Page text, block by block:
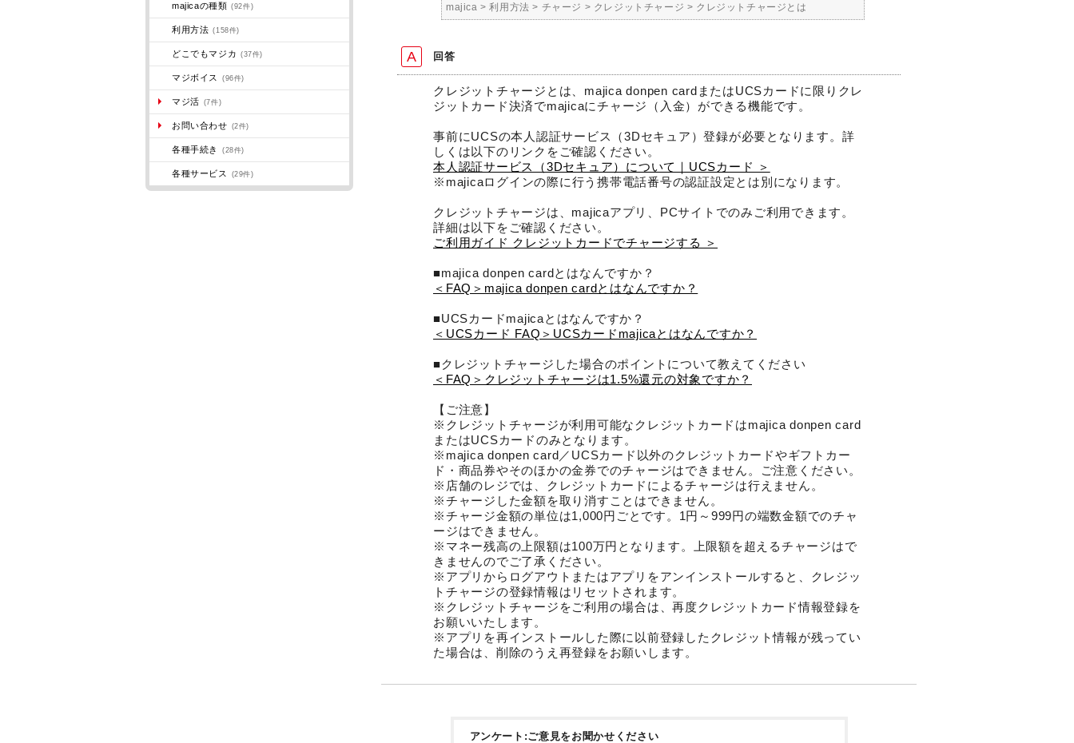
majicaの種類 (92件)
利用方法 (158件)
どこでもマジカ (37件)
マジボイス (96件)
マジ活 (7件)
お問い合わせ (2件)
各種手続き (28件)
各種サービス (29件)
majica >利用方法 > チャージ > クレジットチャージ > クレジットチャージとは
回答
クレジットチャージとは、majica donpen cardまたはUCSカードに限りクレ
ジットカード決済でmajicaにチャージ（入金）ができる機能です。
事前にUCSの本人認証サービス（3Dセキュア）登録が必要となります。詳
しくは以下のリンクをご確認ください。
本人認証サービス（3Dセキュア）について｜UCSカード ＞
※majicaログインの際に行う携帯電話番号の認証設定とは別になります。
クレジットチャージは、majicaアプリ、PCサイトでのみご利用できます。
詳細は以下をご確認ください。
ご利用ガイド クレジットカードでチャージする ＞
■majica donpen cardとはなんですか？
＜FAQ＞majica donpen cardとはなんですか？
■UCSカードmajicaとはなんですか？
＜UCSカード FAQ＞UCSカードmajicaとはなんですか？
■クレジットチャージした場合のポイントについて教えてください
＜FAQ＞クレジットチャージは1.5%還元の対象ですか？
【ご注意】
※クレジットチャージが利用可能なクレジットカードはmajica donpen card
またはUCSカードのみとなります。
※majica donpen card／UCSカード以外のクレジットカードやギフトカー
ド・商品券やそのほかの金券でのチャージはできません。ご注意ください。
※店舗のレジでは、クレジットカードによるチャージは行えません。
※チャージした金額を取り消すことはできません。
※チャージ金額の単位は1,000円ごとです。1円～999円の端数金額でのチャ
ージはできません。
※マネー残高の上限額は100万円となります。上限額を超えるチャージはで
きませんのでご了承ください。
※アプリからログアウトまたはアプリをアンインストールすると、クレジッ
トチャージの登録情報はリセットされます。
※クレジットチャージをご利用の場合は、再度クレジットカード情報登録を
お願いいたします。
※アプリを再インストールした際に以前登録したクレジット情報が残ってい
た場合は、削除のうえ再登録をお願いします。
アンケート:ご意見をお聞かせください